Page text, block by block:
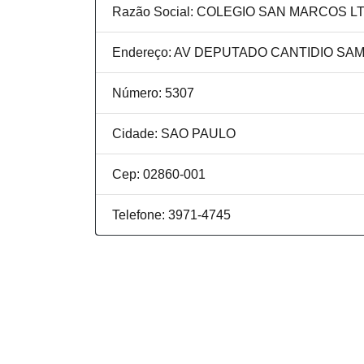
Razão Social: COLEGIO SAN MARCOS
Endereço: AV DEPUTADO CANTIDIO
Número: 5307
Cidade: SAO PAULO
Cep: 02860-001
Telefone: 3971-4745